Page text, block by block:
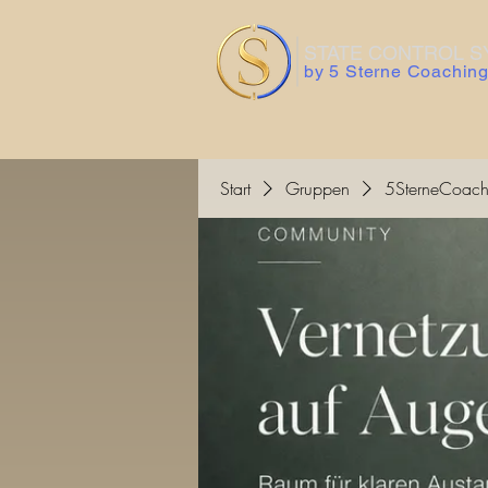
by 5 Sterne Coaching
STATE CONTROL
Start Gruppen